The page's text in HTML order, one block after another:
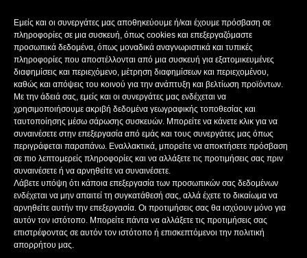
Εμείς και οι συνεργάτες μας αποθηκεύουμε ή/και έχουμε πρόσβαση σε
πληροφορίες σε μια συσκευή, όπως cookies και επεξεργαζόμαστε
προσωπικά δεδομένα, όπως μοναδικά αναγνωριστικά και τυπικές
πληροφορίες που αποστέλλονται από μια συσκευή για εξατομικευμένες
διαφημίσεις και περιεχόμενο, μέτρηση διαφημίσεων και περιεχομένου,
καθώς και απόψεις του κοινού για την ανάπτυξη και βελτίωση προϊόντων.
Με την άδειά σας, εμείς και οι συνεργάτες μας ενδέχεται να
χρησιμοποιήσουμε ακριβή δεδομένα γεωγραφικής τοποθεσίας και
ταυτοποίησης μέσω σάρωσης συσκευών. Μπορείτε να κάνετε κλικ για να
συναινέσετε στην επεξεργασία από εμάς και τους συνεργάτες μας όπως
περιγράφεται παραπάνω. Εναλλακτικά, μπορείτε να αποκτήσετε πρόσβαση
σε πιο λεπτομερείς πληροφορίες και να αλλάξετε τις προτιμήσεις σας πριν
συναινέσετε ή να αρνηθείτε να συναινέσετε.
Λάβετε υπόψη ότι κάποια επεξεργασία των προσωπικών σας δεδομένων
ενδέχεται να μην απαιτεί τη συγκατάθεσή σας, αλλά έχετε το δικαίωμα να
αρνηθείτε αυτήν την επεξεργασία. Οι προτιμήσεις σας θα ισχύουν μόνο για
αυτόν τον ιστότοπο. Μπορείτε πάντα να αλλάξετε τις προτιμήσεις σας
επιστρέφοντας σε αυτόν τον ιστότοπο ή επισκεπτόμενοι την πολιτική
απορρήτου μας.
ΝΟΜΙΜΟΣ ΕΚΠΡΟΣΩΠΟΣ: ΜΠΟΚΑΣ ΚΩΝ/ΝΟΣ
ΔΙΕΥΘΥΝΤΗΣ: ΜΠΟΚΑΣ ΚΩΝ/ΝΟΣ
ΔΙΕΥΘΥΝΤΗΣ ΣΥΝΤΑΞΗΣ:ΚΟΥΤΣΙΚΟΣ ΠΑΝΤΕΛΗΣ
ΔΙΑΧΕΙΡΙΣΤΗΣ-ΔΙΚΑΙΟΥΧΟΣ domain: ΜΠΟΚΑΣ ΚΩΝ/ΝΟΣ – Γ. ΜΠΟΚΑΣ &
ΣΙΑ Α.Ε
ΔΗΜΟΣΙΟΓΡΑΦΟΙ:
ΚΟΥΤΣΙΚΟΣ ΠΑΝΤΕΛΗΣ
ΒΑΚΡΑΚΟΥ ΣΟΦΙΑ
ΠΑΠΑΔΗΜΗΤΡΙΟΥ ΔΗΜΗΤΡΗΣ
ΚΟΥΤΣΙΟΥΜΠΑΣ ΑΛΕΞΑΝΔΡΟΣ
ΑΚΟΛΟΥΘΗΣΕ ΜΑΣ